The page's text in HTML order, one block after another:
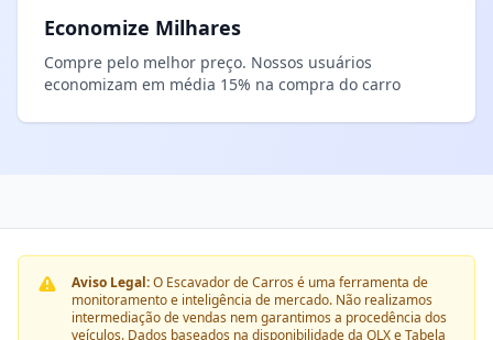
Economize Milhares
Compre pelo melhor preço. Nossos usuários
economizam em média 15% na compra do carro
Aviso Legal:O Escavador de Carros é uma ferramenta de
monitoramento e inteligência de mercado. Não realizamos
intermediação de vendas nem garantimos a procedência dos
veículos. Dados baseados na disponibilidade da OLX e Tabela